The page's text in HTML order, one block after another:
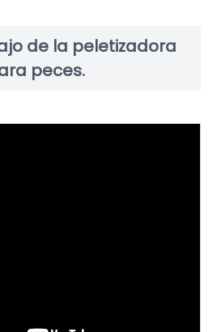
de la peletizadora
peces.